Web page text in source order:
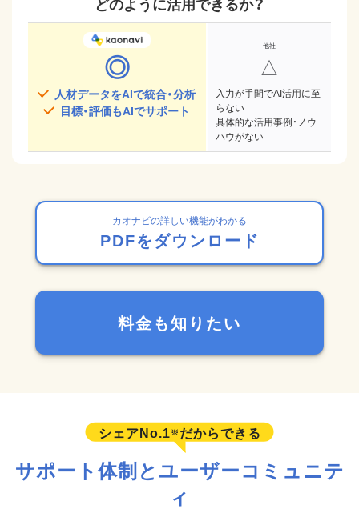
◎
人材データをAIで統合・分析
目標・評価もAIでサポート
△
入力が手間でAI活用に至
らない
具体的な活用事例・ノウ
ハウがない
カオナビの詳しい機能がわかる
PDFをダウンロード
料金も知りたい
シェアNo.1※ だからできる
サポート体制とユーザーコミュニテ
ィ